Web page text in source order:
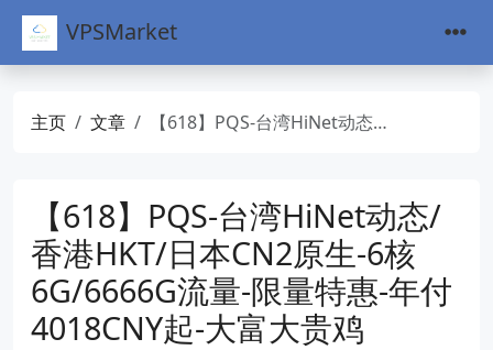
VPSMarket
主页 文章 【618】PQS-台湾HiNet动态/香港HKT/日本CN2原生-6核6G/6666G流量-限量特惠-年付4018CNY起-大富大贵鸡
【618】PQS-台湾HiNet动态/
香港HKT/日本CN2原生-6核
6G/6666G流量-限量特惠-年付
4018CNY起-大富大贵鸡